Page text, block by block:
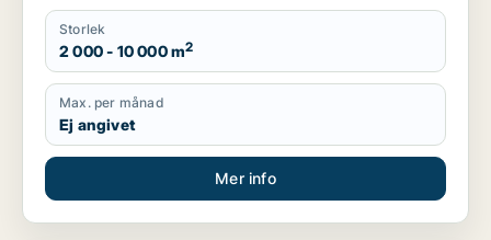
Storlek
2 000 - 10 000 m2
Max. per månad
Ej angivet
Mer info